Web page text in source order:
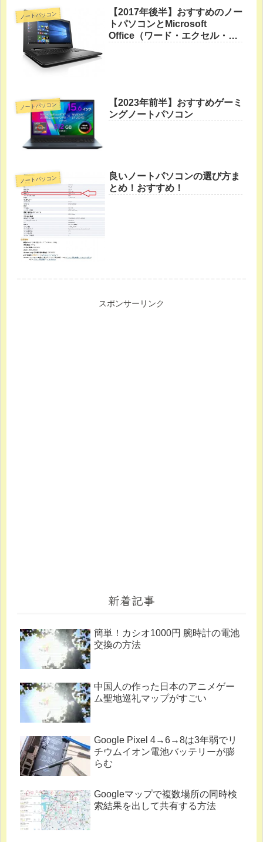
ノートパソコン
【2017年後半】おすすめのノー
トパソコンとMicrosoft
Office（ワード・エクセル・パ
ノートパソコン
【2023年前半】おすすめゲーミ
ングノートパソコン
ノートパソコン
良いノートパソコンの選び方ま
とめ！おすすめ！
スポンサーリンク
新着記事
簡単！カシオ1000円 腕時計の電池
交換の方法
中国人の作った日本のアニメゲー
ム聖地巡礼マップがすごい
Google Pixel 4→6→8は3年弱でリ
チウムイオン電池バッテリーが膨
らむ
Googleマップで複数場所の同時検
索結果を出して共有する方法